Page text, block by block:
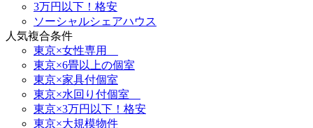
3万円以下！格安
ソーシャルシェアハウス
人気複合条件
東京×女性専用
東京×6畳以上の個室
東京×家具付個室
東京×水回り付個室
東京×3万円以下！格安
東京×大規模物件